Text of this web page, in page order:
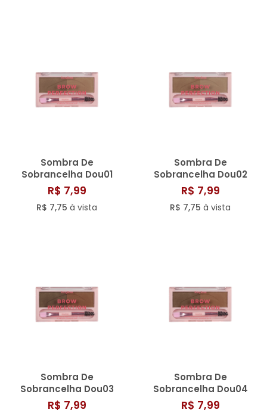
Sombra De
Sobrancelha Dou01
Ruby Rose - Hbe2501-1
R$ 7,99
R$ 7,75 à vista
Sombra De
Sobrancelha Dou02
Ruby Rose - Hbe2501-2
R$ 7,99
R$ 7,75 à vista
Sombra De
Sobrancelha Dou03
Ruby Rose - Hbe2501-3
R$ 7,99
Sombra De
Sobrancelha Dou04
Ruby Rose - Hbe2501-4
R$ 7,99